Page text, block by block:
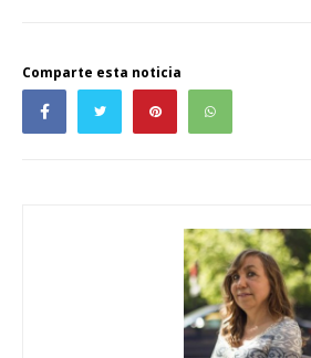
Comparte esta noticia